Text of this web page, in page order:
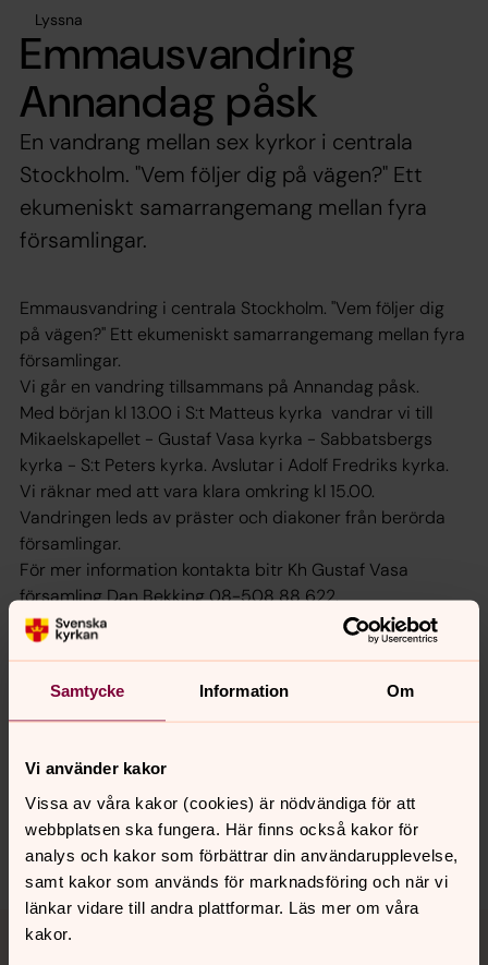
Samtycke Information Om
Vi använder kakor
Vissa av våra kakor (cookies) är nödvändiga för att
webbplatsen ska fungera. Här finns också kakor för
analys och kakor som förbättrar din användarupplevelse,
samt kakor som används för marknadsföring och när vi
länkar vidare till andra plattformar. Läs mer om våra
kakor.
Lyssna
Emmausvandring
Annandag påsk
En vandrang mellan sex kyrkor i centrala
Stockholm. "Vem följer dig på vägen?" Ett
ekumeniskt samarrangemang mellan fyra
församlingar.
Emmausvandring i centrala Stockholm. "Vem följer dig
på vägen?" Ett ekumeniskt samarrangemang mellan fyra
församlingar.
Vi går en vandring tillsammans på Annandag påsk.
Med början kl 13.00 i S:t Matteus kyrka vandrar vi till
Mikaelskapellet - Gustaf Vasa kyrka - Sabbatsbergs
kyrka - S:t Peters kyrka. Avslutar i Adolf Fredriks kyrka.
Vi räknar med att vara klara omkring kl 15.00.
Vandringen leds av präster och diakoner från berörda
församlingar.
För mer information kontakta bitr Kh Gustaf Vasa
församling Dan Bekking 08-508 88 622,
dan.bekking@svenskakyrkan.se
Senast ändrad 24 mars 2025
innehåll?
sanktmatteus.info@svenskakyrkan.se
Dela
Tillbaka till toppen
Tillbaka till innehållet